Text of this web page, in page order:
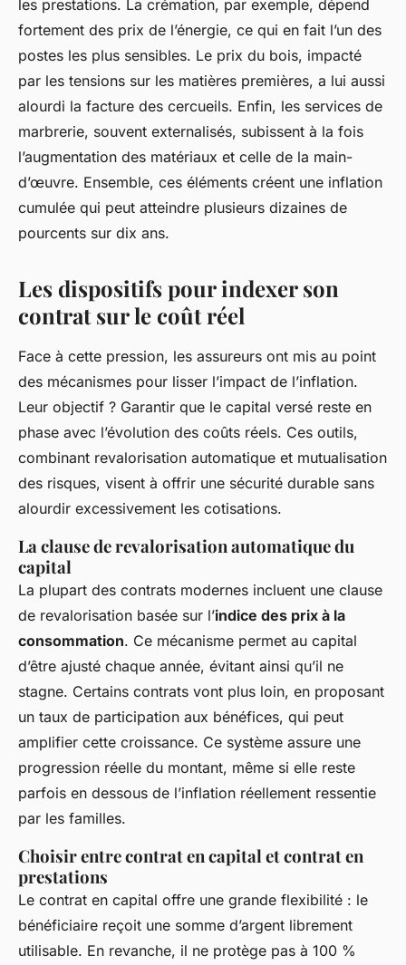
les prestations. La crémation, par exemple, dépend
fortement des prix de l’énergie, ce qui en fait l’un des
postes les plus sensibles. Le prix du bois, impacté
par les tensions sur les matières premières, a lui aussi
alourdi la facture des cercueils. Enfin, les services de
marbrerie, souvent externalisés, subissent à la fois
l’augmentation des matériaux et celle de la main-
d’œuvre. Ensemble, ces éléments créent une inflation
cumulée qui peut atteindre plusieurs dizaines de
pourcents sur dix ans.
Les dispositifs pour indexer son
contrat sur le coût réel
Face à cette pression, les assureurs ont mis au point
des mécanismes pour lisser l’impact de l’inflation.
Leur objectif ? Garantir que le capital versé reste en
phase avec l’évolution des coûts réels. Ces outils,
combinant revalorisation automatique et mutualisation
des risques, visent à offrir une sécurité durable sans
alourdir excessivement les cotisations.
La clause de revalorisation automatique du
capital
La plupart des contrats modernes incluent une clause
de revalorisation basée sur l’indice des prix à la
consommation. Ce mécanisme permet au capital
d’être ajusté chaque année, évitant ainsi qu’il ne
stagne. Certains contrats vont plus loin, en proposant
un taux de participation aux bénéfices, qui peut
amplifier cette croissance. Ce système assure une
progression réelle du montant, même si elle reste
parfois en dessous de l’inflation réellement ressentie
par les familles.
Choisir entre contrat en capital et contrat en
prestations
Le contrat en capital offre une grande flexibilité : le
bénéficiaire reçoit une somme d’argent librement
utilisable. En revanche, il ne protège pas à 100 %